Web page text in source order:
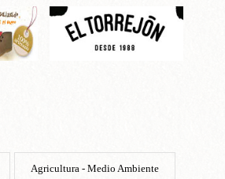
Agricultura - Medio Ambiente